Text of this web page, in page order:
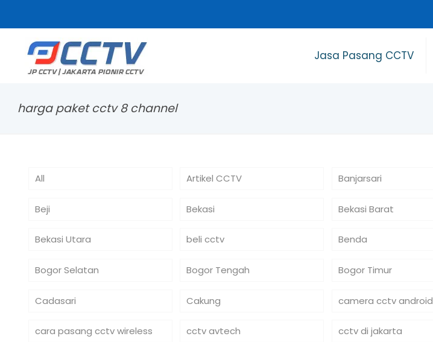
Jasa Pasang CCTV
harga paket cctv 8 channel
All Artikel CCTV Banjarsari
Beji Bekasi Bekasi Barat
Bekasi Utara beli cctv Benda
Bogor Selatan Bogor Tengah Bogor Timur
Cadasari Cakung camera cctv android
cara pasang cctv wireless cctv avtech cctv di jakarta